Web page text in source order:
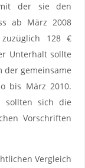
mit der sie den
ab März 2008
128 €
Unterhalt sollte
der gemeinsame
bis März 2010.
sollten sich die
Vorschriften
Vergleich